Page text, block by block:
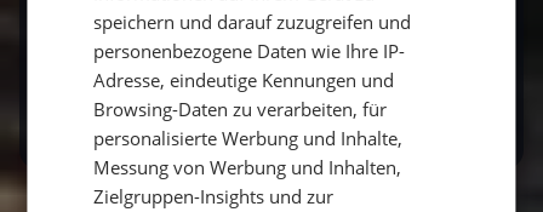
Mitsegeln oder auf eigene Faust, die Schönheit
der versteckten Buchten Mallorcas wartet
darauf, von Dir entdeckt zu werden.
speichern und darauf zuzugreifen und
personenbezogene Daten wie Ihre IP-
Adresse, eindeutige Kennungen und
Browsing-Daten zu verarbeiten, für
personalisierte Werbung und Inhalte,
Messung von Werbung und Inhalten,
Zielgruppen-Insights und zur